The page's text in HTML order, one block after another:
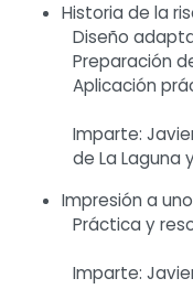
Historia de la
Diseño
Preparación
Aplicación
Imparte:
de La Laguna
Impresión a
Práctica y
Imparte: